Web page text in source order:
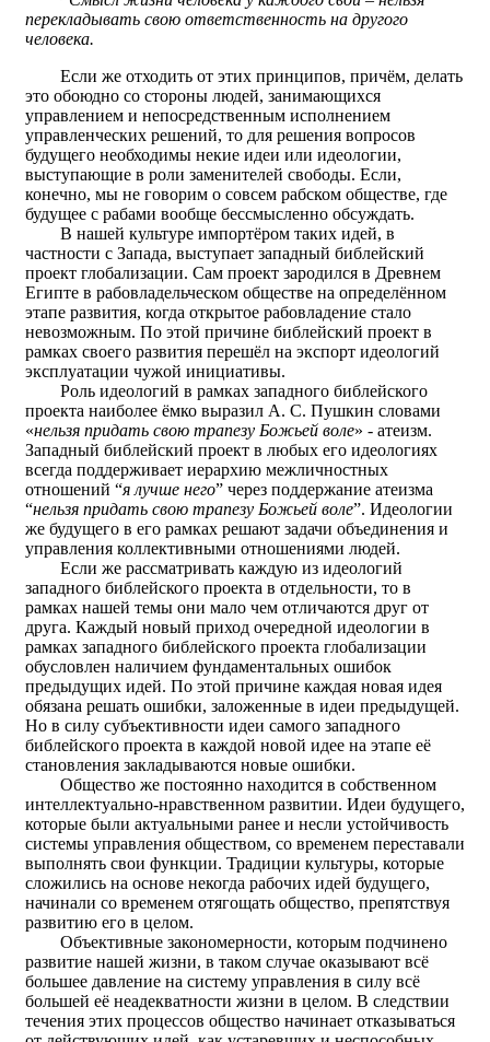
перекладывать свою ответственность на другого
человека.
Если же отходить от этих принципов, причём, делать
это обоюдно со стороны людей, занимающихся
управлением и непосредственным исполнением
управленческих решений, то для решения вопросов
будущего необходимы некие идеи или идеологии,
выступающие в роли заменителей свободы. Если,
конечно, мы не говорим о совсем рабском обществе, где
будущее с рабами вообще бессмысленно обсуждать.
В нашей культуре импортёром таких идей, в
частности с Запада, выступает западный библейский
проект глобализации. Сам проект зародился в Древнем
Египте в рабовладельческом обществе на определённом
этапе развития, когда открытое рабовладение стало
невозможным. По этой причине библейский проект в
рамках своего развития перешёл на экспорт идеологий
эксплуатации чужой инициативы.
Роль идеологий в рамках западного библейского
проекта наиболее ёмко выразил А. С. Пушкин словами
«нельзя придать свою трапезу Божьей воле» - атеизм.
Западный библейский проект в любых его идеологиях
всегда поддерживает иерархию межличностных
отношений “я лучше него” через поддержание атеизма
“нельзя придать свою трапезу Божьей воле”. Идеологии
же будущего в его рамках решают задачи объединения и
управления коллективными отношениями людей.
Если же рассматривать каждую из идеологий
западного библейского проекта в отдельности, то в
рамках нашей темы они мало чем отличаются друг от
друга. Каждый новый приход очередной идеологии в
рамках западного библейского проекта глобализации
обусловлен наличием фундаментальных ошибок
предыдущих идей. По этой причине каждая новая идея
обязана решать ошибки, заложенные в идеи предыдущей.
Но в силу субъективности идеи самого западного
библейского проекта в каждой новой идее на этапе её
становления закладываются новые ошибки.
Общество же постоянно находится в собственном
интеллектуально-нравственном развитии. Идеи будущего,
которые были актуальными ранее и несли устойчивость
системы управления обществом, со временем переставали
выполнять свои функции. Традиции культуры, которые
сложились на основе некогда рабочих идей будущего,
начинали со временем отягощать общество, препятствуя
развитию его в целом.
Объективные закономерности, которым подчинено
развитие нашей жизни, в таком случае оказывают всё
большее давление на систему управления в силу всё
большей её неадекватности жизни в целом. В следствии
течения этих процессов общество начинает отказываться